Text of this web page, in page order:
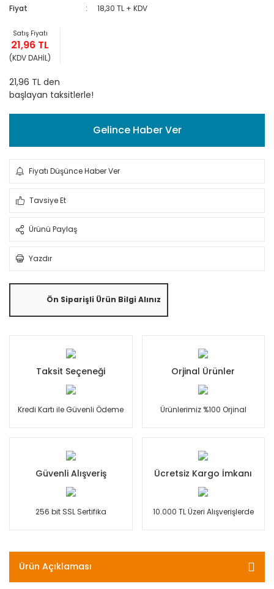
Fiyat
18,30 TL + KDV
Satış Fiyatı
21,96 TL
(KDV DAHİL)
21,96 TL den
başlayan taksitlerle!
Gelince Haber Ver
Fiyatı Düşünce Haber Ver
Tavsiye Et
Ürünü Paylaş
Yazdır
Ön Siparişli Ürün Bilgi Alınız
Taksit Seçeneği
Kredi Kartı ile Güvenli Ödeme
Orjinal Ürünler
Ürünlerimiz %100 Orjinal
Güvenli Alışveriş
256 bit SSL Sertifika
Ücretsiz Kargo İmkanı
10.000 TL Üzeri Alışverişlerde
Ürün Açıklaması